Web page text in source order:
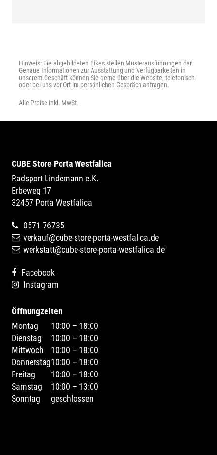
Hinweis: Die abgebildeten Bikes stellen Musterausführungen dar.
Genaue Informationen zur Ausstattung und Verfügbarkeiten in
unserem Geschäft können Sie gerne über die Website, telefonisch
oder bei uns vor Ort im persönlichen Gespräch anfragen.
Alle Preise inkl. MwSt.
CUBE Store Porta Westfalica
Radsport Lindemann e.K.
Erbeweg 17
32457 Porta Westfalica
0571 76735
verkauf@cube-store-porta-westfalica.de
werkstatt@cube-store-porta-westfalica.de
Facebook
Instagram
Öffnungzeiten
Montag
10:00 – 18:00
Dienstag
10:00 – 18:00
Mittwoch
10:00 – 18:00
Donnerstag10:00 – 18:00
Freitag
10:00 – 18:00
Samstag
10:00 – 13:00
Sonntag
geschlossen